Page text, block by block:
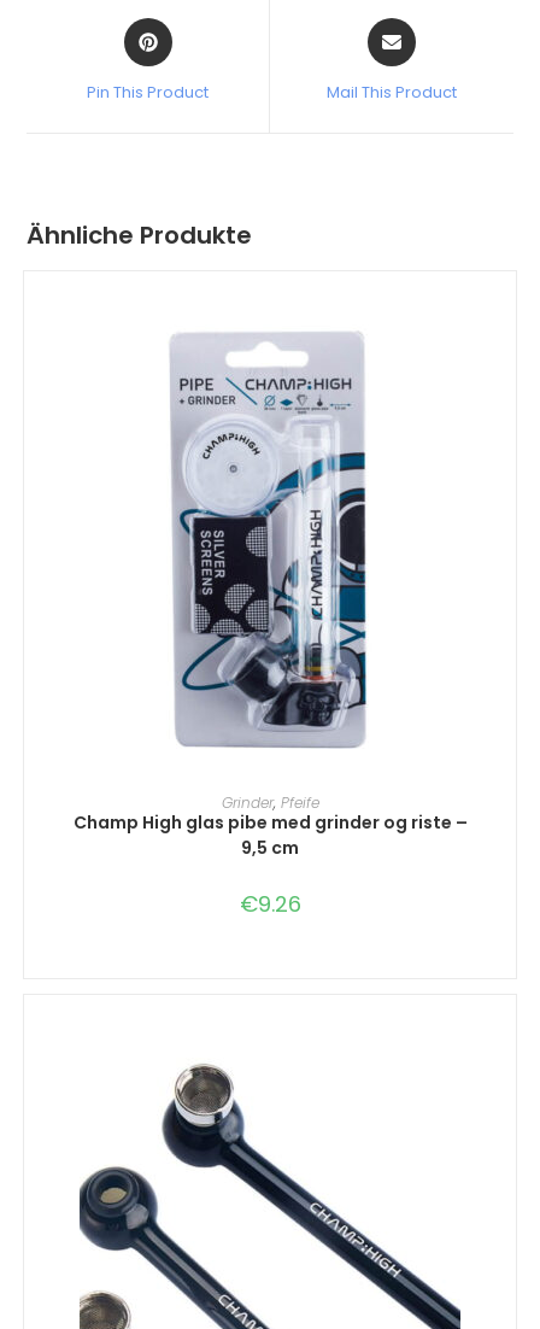
Pin This Product Mail This Product
Ähnliche Produkte
IN DEN WARENKORB
Grinder, Pfeife
Champ High glas pibe med grinder og riste –
9,5 cm
€9.26